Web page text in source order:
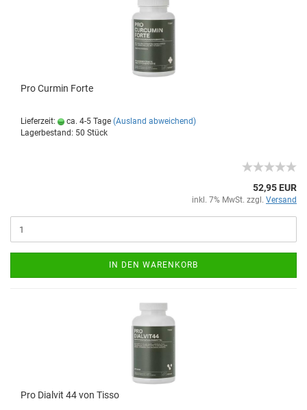
Pro Curmin Forte
Lieferzeit: ca. 4-5 Tage (Ausland abweichend)
Lagerbestand: 50 Stück
52,95 EUR
inkl. 7% MwSt. zzgl. Versand
IN DEN WARENKORB
Pro Dialvit 44 von Tisso